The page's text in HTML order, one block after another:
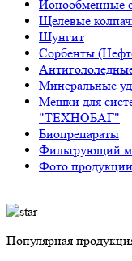
Ионообменные
Щелевые
Шунгит
Сорбенты
Минеральные
Мешки для
"ТЕХНОБАГ"
Биопрепараты
Фильтрующий
Фото продукции
Популярная